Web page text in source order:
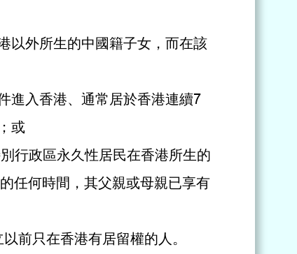
以外所生的中國籍子女，而在該
進入香港、通常居於香港連續7
或
行政區永久性居民在香港所生的
任何時間，其父親或母親已享有
前只在香港有居留權的人。